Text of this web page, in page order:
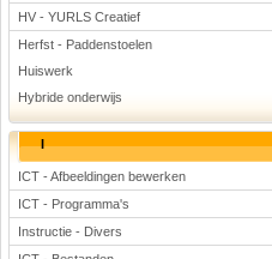
HV - YURLS Creatief
Herfst - Paddenstoelen
Huiswerk
Hybride onderwijs
I
ICT - Afbeeldingen bewerken
ICT - Programma's
Instructie - Divers